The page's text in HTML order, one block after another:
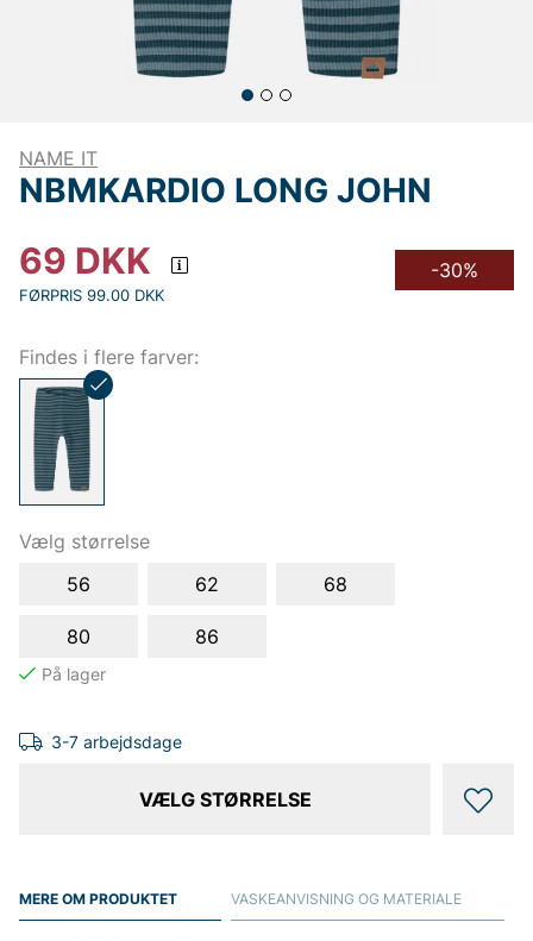
NAME IT
NBMKARDIO LONG JOHN
69 DKK
FØRPRIS 99.00 DKK
-30%
Findes i flere farver:
Vælg størrelse
56
62 68
80 86
3-7 arbejdsdage
VÆLG STØRRELSE
MERE OM PRODUKTET VASKEANVISNING OG MATERIALE